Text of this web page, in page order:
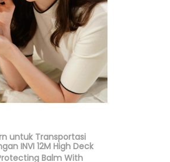
untuk Transportasi
INVI 12M High Deck
Balm With